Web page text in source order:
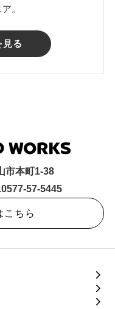
。
見る
市本町1-38
57-5445
こちら